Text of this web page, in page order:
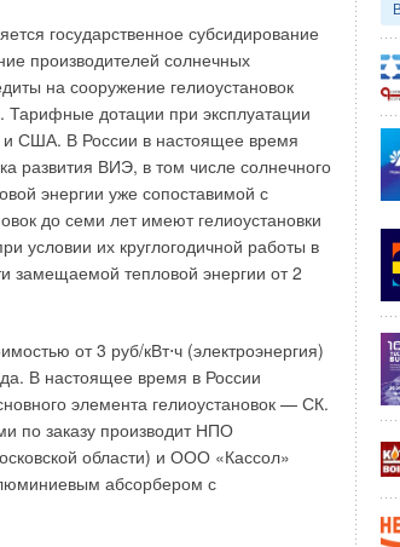
государственное субсидирование
производителей солнечных
на сооружение гелиоустановок
дотации при эксплуатации
и США. В России в настоящее время
развития ВИЭ, в том числе солнечного
энергии уже сопоставимой с
до семи лет имеют гелиоустановки
условии их круглогодичной работы в
замещаемой тепловой энергии от 2
от 3 руб/кВт⋅ч (электроэнергия)
В настоящее время в России
элемента гелиоустановок — СК.
по заказу производит НПО
области) и ООО «Кассол»
абсорбером с
этого пункта требуют
документ — пункт 5.2.29 СП
для маломобильных групп
давления 20 Па в зоне при
в жилых зданиях зоны
холлах, граничащих с коридором и
варианте вообще не нужен никакой
уже защищена от попадания дыма
шахты лифтов находятся под
объем лестницы.
и не принимаются во внимание.
потеря площадей и т.д.
расчетного количества
дымоудаления. Определяющим
на этаже пожара — то есть примерно
и следует принимать при